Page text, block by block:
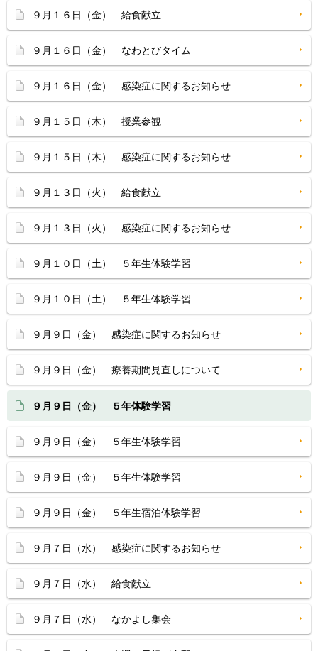
９月１６日（金） 給食献立
９月１６日（金） なわとびタイム
９月１６日（金） 感染症に関するお知らせ
９月１５日（木） 授業参観
９月１５日（木） 感染症に関するお知らせ
９月１３日（火） 給食献立
９月１３日（火） 感染症に関するお知らせ
９月１０日（土） ５年生体験学習
９月１０日（土） ５年生体験学習
９月９日（金） 感染症に関するお知らせ
９月９日（金） 療養期間見直しについて
９月９日（金） ５年体験学習
９月９日（金） ５年生体験学習
９月９日（金） ５年生体験学習
９月９日（金） ５年生宿泊体験学習
９月７日（水） 感染症に関するお知らせ
９月７日（水） 給食献立
９月７日（水） なかよし集会